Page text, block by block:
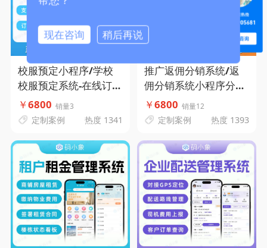
校服预定小程序/学校
校服预定系统-在线订购
校服-学校班级管理-支
持校服定制-订单数据管
￥6800 销量3
定制案例 热度 1341
推广返佣分销系统/返
佣分销系统小程序分销
小程序/分销返佣推广
小程序-码小象源码
￥6800 销量12
定制案例 热度 1393
现在咨询 稍后再说